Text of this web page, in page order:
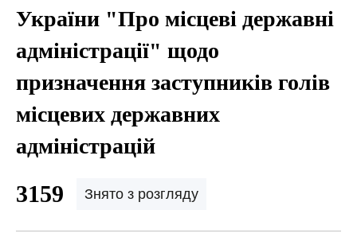
України "Про місцеві державні
адміністрації" щодо
призначення заступників голів
місцевих державних
адміністрацій
3159 Знято з розгляду